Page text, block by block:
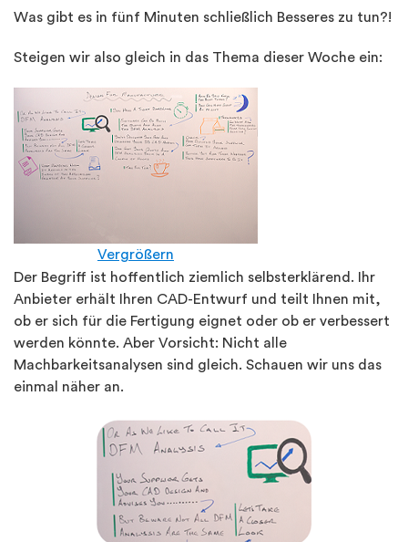
Was gibt es in fünf Minuten schließlich Besseres zu tun?!
Steigen wir also gleich in das Thema dieser Woche ein:
Vergrößern
Der Begriff ist hoffentlich ziemlich selbsterklärend. Ihr
Anbieter erhält Ihren CAD-Entwurf und teilt Ihnen mit,
ob er sich für die Fertigung eignet oder ob er verbessert
werden könnte. Aber Vorsicht: Nicht alle
Machbarkeitsanalysen sind gleich. Schauen wir uns das
einmal näher an.